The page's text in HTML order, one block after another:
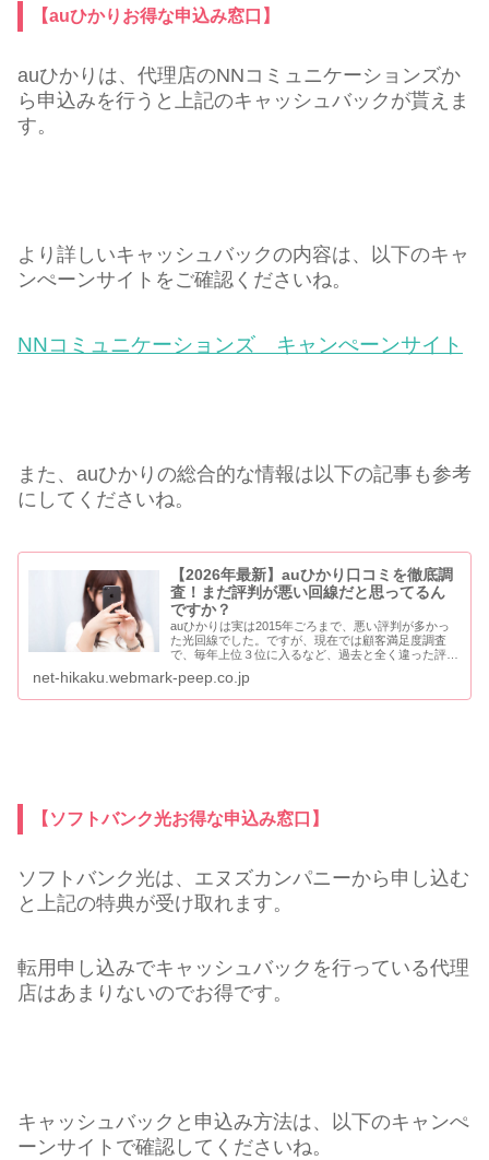
【auひかりお得な申込み窓口】
auひかりは、代理店のNNコミュニケーションズか
ら申込みを行うと上記のキャッシュバックが貰えま
す。
より詳しいキャッシュバックの内容は、以下のキャ
ンぺーンサイトをご確認くださいね。
NNコミュニケーションズ キャンぺーンサイト
また、auひかりの総合的な情報は以下の記事も参考
にしてくださいね。
【2026年最新】auひかり口コミを徹底調
査！まだ評判が悪い回線だと思ってるん
ですか？
auひかりは実は2015年ごろまで、悪い評判が多かっ
た光回線でした。ですが、現在では顧客満足度調査
で、毎年上位３位に入るなど、過去と全く違った評価
サカモトさんauひかりの口コミって、ピンキリ...
net-hikaku.webmark-peep.co.jp
【ソフトバンク光お得な申込み窓口】
ソフトバンク光は、エヌズカンパニーから申し込む
と上記の特典が受け取れます。
転用申し込みでキャッシュバックを行っている代理
店はあまりないのでお得です。
キャッシュバックと申込み方法は、以下のキャンぺ
ーンサイトで確認してくださいね。